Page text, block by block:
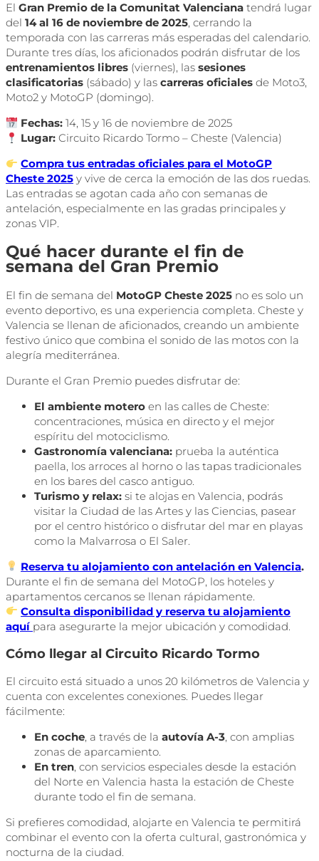
El Gran Premio de la Comunitat Valenciana tendrá lugar
del 14 al 16 de noviembre de 2025, cerrando la
temporada con las carreras más esperadas del calendario.
Durante tres días, los aficionados podrán disfrutar de los
entrenamientos libres (viernes), las sesiones
clasificatorias (sábado) y las carreras oficiales de Moto3,
Moto2 y MotoGP (domingo).
Fechas: 14, 15 y 16 de noviembre de 2025
Lugar: Circuito Ricardo Tormo – Cheste (Valencia)
Compra tus entradas oficiales para el MotoGP
Cheste 2025 y vive de cerca la emoción de las dos ruedas.
Las entradas se agotan cada año con semanas de
antelación, especialmente en las gradas principales y
zonas VIP.
Qué hacer durante el fin de
semana del Gran Premio
El fin de semana del MotoGP Cheste 2025 no es solo un
evento deportivo, es una experiencia completa. Cheste y
Valencia se llenan de aficionados, creando un ambiente
festivo único que combina el sonido de las motos con la
alegría mediterránea.
Durante el Gran Premio puedes disfrutar de:
El ambiente motero en las calles de Cheste:
concentraciones, música en directo y el mejor
espíritu del motociclismo.
Gastronomía valenciana: prueba la auténtica
paella, los arroces al horno o las tapas tradicionales
en los bares del casco antiguo.
Turismo y relax: si te alojas en Valencia, podrás
visitar la Ciudad de las Artes y las Ciencias, pasear
por el centro histórico o disfrutar del mar en playas
como la Malvarrosa o El Saler.
Reserva tu alojamiento con antelación en Valencia.
Durante el fin de semana del MotoGP, los hoteles y
apartamentos cercanos se llenan rápidamente.
Consulta disponibilidad y reserva tu alojamiento
aquí para asegurarte la mejor ubicación y comodidad.
Cómo llegar al Circuito Ricardo Tormo
El circuito está situado a unos 20 kilómetros de Valencia y
cuenta con excelentes conexiones. Puedes llegar
fácilmente:
En coche, a través de la autovía A-3, con amplias
zonas de aparcamiento.
En tren, con servicios especiales desde la estación
del Norte en Valencia hasta la estación de Cheste
durante todo el fin de semana.
Si prefieres comodidad, alojarte en Valencia te permitirá
combinar el evento con la oferta cultural, gastronómica y
nocturna de la ciudad.